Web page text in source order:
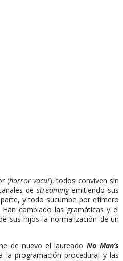
(horror vacui), todos conviven sin
de streamingemitiendo sus
y todo sucumbe por efímero
cambiado las gramáticas y el
sus hijos la normalización de un
de nuevo el laureado No Man’s
la programación procedural y las